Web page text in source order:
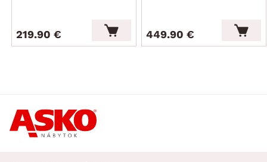
219.90 € 449.90 €